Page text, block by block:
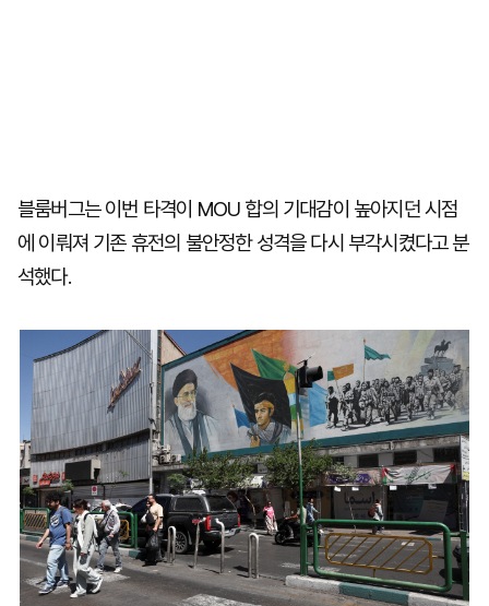
블룸버그는 이번 타격이 MOU 합의 기대감이 높아지던 시점
에 이뤄져 기존 휴전의 불안정한 성격을 다시 부각시켰다고 분
석했다.